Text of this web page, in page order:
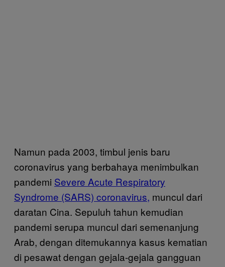
Namun pada 2003, timbul jenis baru
coronavirus yang berbahaya menimbulkan
pandemi Severe Acute Respiratory
Syndrome (SARS) coronavirus, muncul dari
daratan Cina. Sepuluh tahun kemudian
pandemi serupa muncul dari semenanjung
Arab, dengan ditemukannya kasus kematian
di pesawat dengan gejala-gejala gangguan